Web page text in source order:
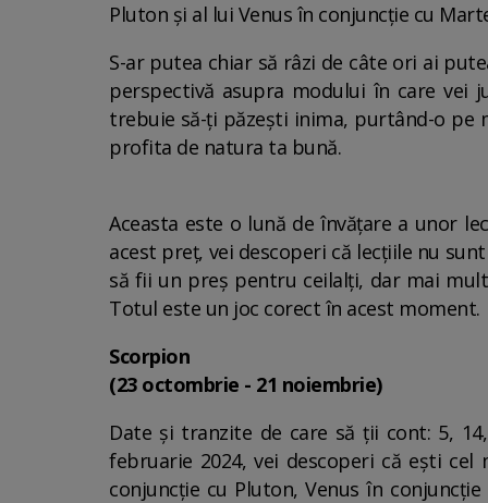
Pluton și al lui Venus în conjuncție cu
S-ar putea chiar să râzi de câte ori ai
perspectivă asupra modului în care vei
trebuie să-ți păzești inima, purtând-o pe
profita de natura ta bună.
Aceasta este o lună de învățare a unor
acest preț, vei descoperi că lecțiile nu
să fii un preș pentru ceilalți, dar mai
Totul este un joc corect în acest moment.
Scorpion
(23 octombrie - 21 noiembrie)
Date și tranzite de care să ții cont: 5,
februarie 2024, vei descoperi că ești
conjuncție cu Pluton, Venus în